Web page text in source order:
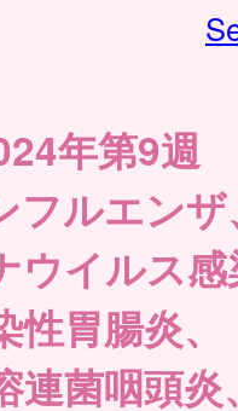
年第9週
フルエン
ウイルス
性胃腸炎、
連菌咽頭炎